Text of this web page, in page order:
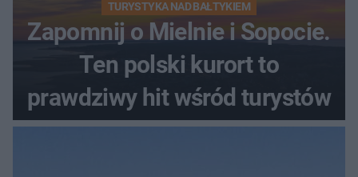
TURYSTYKA NAD BAŁTYKIEM
Zapomnij o Mielnie i Sopocie.
Ten polski kurort to
prawdziwy hit wśród turystów